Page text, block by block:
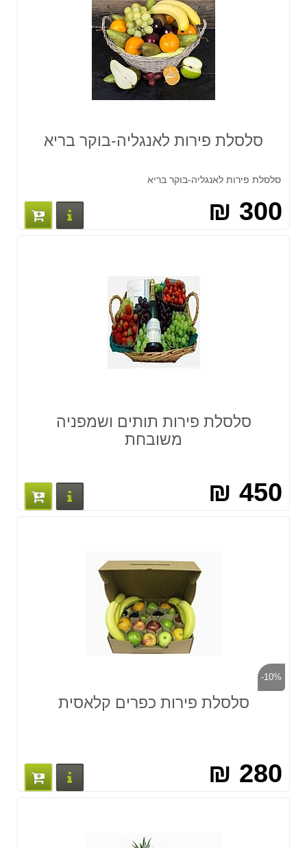
סלסלת פירות לאנגליה-בוקר בריא
סלסלת פירות לאנגליה-בוקר בריא
300 ₪ פרטים
סלסלת פירות תותים ושמפניה
משובחת
450 ₪ פרטים
-10%
סלסלת פירות כפרים קלאסית
280 ₪ פרטים